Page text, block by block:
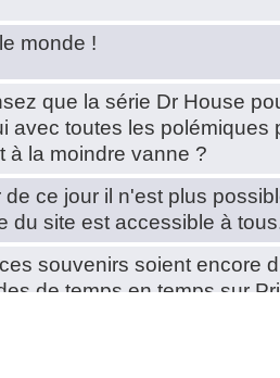
monde !
que la série Dr House
avec toutes les polémiques
à la moindre vanne ?
de ce jour il n'est plus
du site est accessible à
souvenirs soient encore
de temps en temps sur